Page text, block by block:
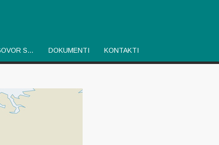
S… DOKUMENTI KONTAKTI